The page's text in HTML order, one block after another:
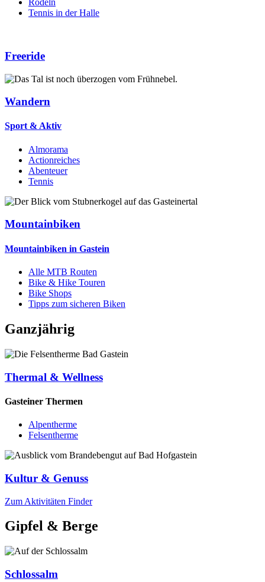
Rodeln
Tennis in der Halle
Freeride
Wandern
Sport & Aktiv
Almorama
Actionreiches
Abenteuer
Tennis
Mountainbiken
Mountainbiken in Gastein
Alle MTB Routen
Bike & Hike Touren
Bike Shops
Tipps zum sicheren Biken
Ganzjährig
Thermal & Wellness
Gasteiner Thermen
Alpentherme
Felsentherme
Kultur & Genuss
Zum Aktivitäten Finder
Gipfel & Berge
Schlossalm